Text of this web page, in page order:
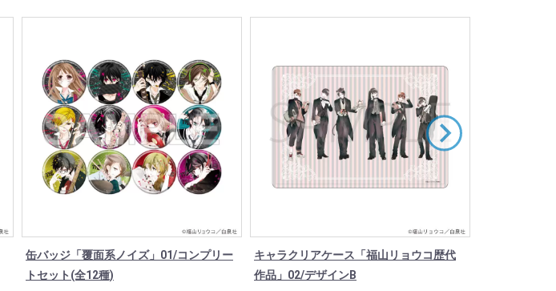
缶バッジ「覆面系ノイズ」01/コンプリー
トセット(全12種)
キャラクリアケース「福山リョウコ歴代
作品」02/デザインB